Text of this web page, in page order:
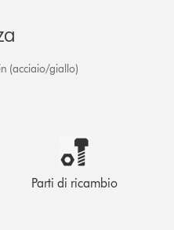
(acciaio/giallo)
Parti di ricambio